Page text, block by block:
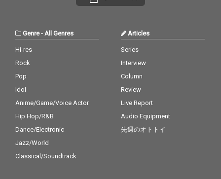
Genre-All Genres
Hi-res
Rock
Pop
Idol
Anime/Game/Voice Actor
Hip Hop/R&B
Dance/Electronic
Jazz/World
Classical/Soundtrack
Articles
Series
Interview
Column
Review
Live Report
Audio Equipment
先週のオトトイ